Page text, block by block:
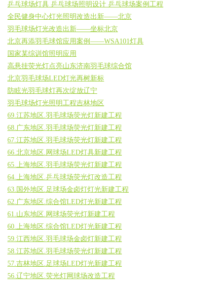
乒乓球场灯具 乒乓球场照明设计 乒乓球场案例工程
全民健身中心灯光照明改造出新——北京
羽毛球场灯光改造出新——坐标北京
北京再添羽毛球馆应用案例——WSA101灯具
国家某综训馆照明应用
高悬挂荧光灯点亮山东济南羽毛球综合馆
北京羽毛球场LED灯光再树新标
防眩光羽毛球灯再次绽放辽宁
羽毛球场灯光照明工程吉林地区
69.江苏地区.羽毛球场荧光灯新建工程
68.广东地区.羽毛球场荧光灯新建工程
67.江苏地区.羽毛球场荧光灯新建工程
66.北京地区.网球场LED灯具新建工程
65.上海地区.羽毛球场荧光灯新建工程
64.上海地区.乒乓球场荧光灯改造工程
63.国外地区.足球场金卤灯灯光新建工程
62.广东地区.综合馆LED灯光新建工程
61.山东地区.网球场荧光灯新建工程
60.上海地区.综合馆LED灯光新建工程
59.江西地区.羽毛球场金卤灯新建工程
58.江苏地区.羽毛球场荧光灯新建工程
57.吉林地区.足球场LED灯光新建工程
56.辽宁地区.荧光灯网球场改造工程